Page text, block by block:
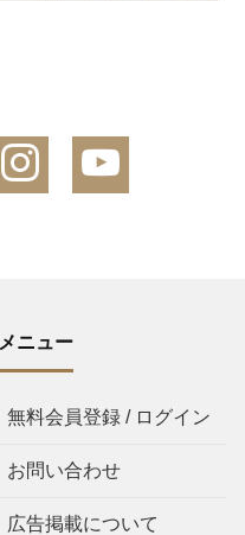
メニュー
無料会員登録 / ログイン
お問い合わせ
広告掲載について